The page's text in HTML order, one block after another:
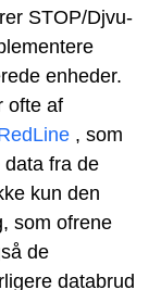
STOP/Djvu-
enheder.
ofte af
, som
fra de
kun den
som ofrene
de
databrud